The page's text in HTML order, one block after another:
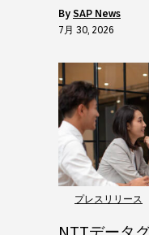
by SAP News
7月 30, 2026
プレスリリース